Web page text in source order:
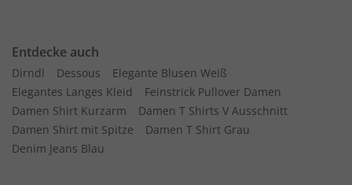
Entdecke auch
Dirndl Dessous
Elegante Blusen Weiß
Elegantes Langes Kleid
Feinstrick Pullover Damen
Damen Shirt Kurzarm
Damen T Shirts V Ausschnitt
Damen Shirt mit Spitze
Damen T Shirt Grau
Denim Jeans Blau